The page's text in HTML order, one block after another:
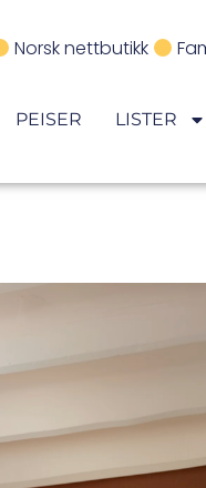
Norsk nettbutikk
PEISER LISTER